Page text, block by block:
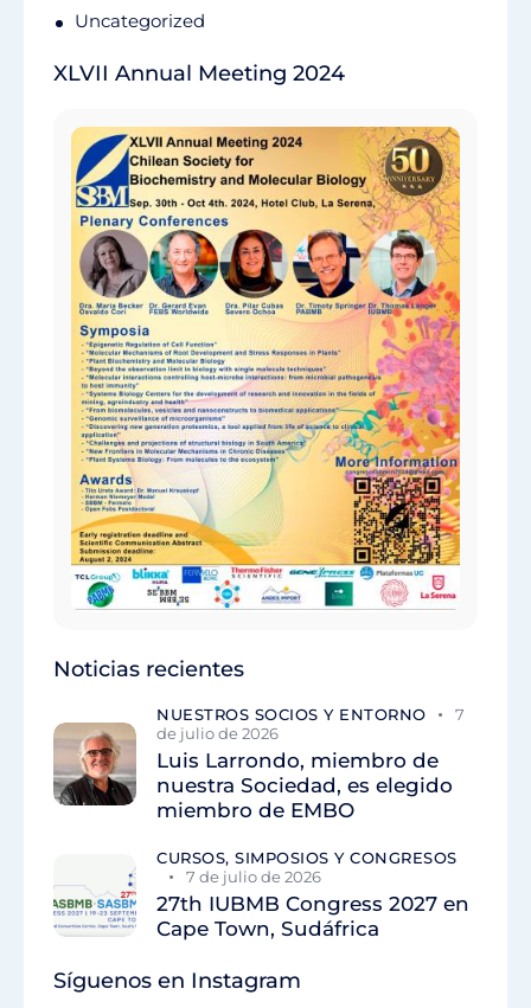
Uncategorized
XLVII Annual Meeting 2024
Noticias recientes
NUESTROS SOCIOS Y ENTORNO
7
de julio de 2026
Luis Larrondo, miembro de
nuestra Sociedad, es elegido
miembro de EMBO
CURSOS, SIMPOSIOS Y CONGRESOS
7 de julio de 2026
27th IUBMB Congress 2027 en
Cape Town, Sudáfrica
Síguenos en Instagram